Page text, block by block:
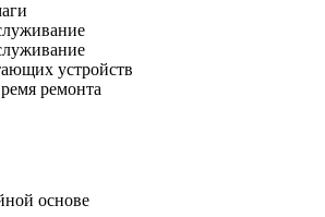
устройств
ремонта
основе